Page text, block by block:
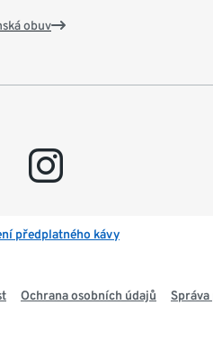
obuv
instagram
předplatného kávy
Ochrana osobních údajů Správa